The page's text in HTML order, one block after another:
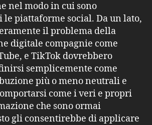
nel modo in cui sono
le piattaforme social. Da un lato,
il problema della
digitale compagnie come
e TikTok dovrebbero
semplicemente come
più o meno neutrali e
come i veri e propri
che sono ormai
gli consentirebbe di applicare